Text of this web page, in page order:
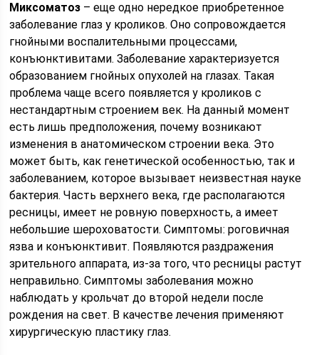
Миксоматоз – еще одно нередкое приобретенное
заболевание глаз у кроликов. Оно сопровождается
гнойными воспалительными процессами,
конъюнктивитами. Заболевание характеризуется
образованием гнойных опухолей на глазах. Такая
проблема чаще всего появляется у кроликов с
нестандартным строением век. На данный момент
есть лишь предположения, почему возникают
изменения в анатомическом строении века. Это
может быть, как генетической особенностью, так и
заболеванием, которое вызывает неизвестная науке
бактерия. Часть верхнего века, где располагаются
ресницы, имеет не ровную поверхность, а имеет
небольшие шероховатости. Симптомы: роговичная
язва и конъюнктивит. Появляются раздражения
зрительного аппарата, из-за того, что ресницы растут
неправильно. Симптомы заболевания можно
наблюдать у крольчат до второй недели после
рождения на свет. В качестве лечения применяют
хирургическую пластику глаз.